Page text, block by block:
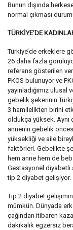
Bunun dışında
normal çıkması
TÜRKİYE’DE
Türkiye’de erkeklere
26 daha fazla
referans gösterilen
PKOS bulunuyor ve
yayınladığımız
gebelik şekerinin
3 hamilelikten birini
oldukça yüksek. Aynı
annenin gebelik
yüksekliği ve aile
faktörleri. Gebelikte
hem anne hem de
Gestasyonel diyabetli
tip 2 diyabet gelişiyor.
Tip 2 diyabet
mümkün. Dünyada
çağından itibaren
dakikalık egzersiz